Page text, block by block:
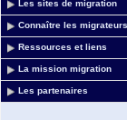
Les sites de migration
Connaître les migrateurs
Ressources et liens
La mission migration
Les partenaires